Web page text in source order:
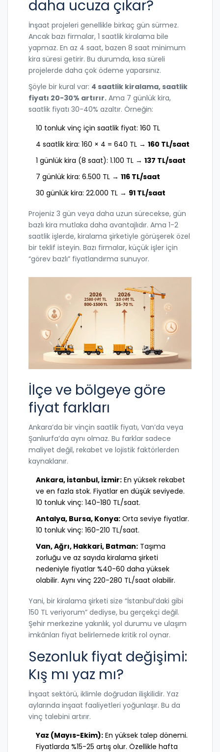
daha ucuza çıkar?
İnşaat projeleri genellikle birkaç gün sürmez.
Ancak bazı firmalar, 1 saatlik kiralama bile
yapmaz. En az 4 saat, bazen 8 saat minimum
kira süresi getirir. Bu durumda, kısa süreli
projelerde daha çok ödeme yaparsınız.
Şöyle bir kural var: 4 saatlik kiralama, saatlik
fiyatı 20-30% artırır. Ama 7 günlük kira,
saatlik fiyatı 30-40% azaltır. Örneğin:
10 tonluk vinç için saatlik fiyat: 160 TL
4 saatlik kira: 160 × 4 = 640 TL → 160 TL/saat
1 günlük kira (8 saat): 1.100 TL → 137 TL/saat
7 günlük kira: 6.500 TL → 116 TL/saat
30 günlük kira: 22.000 TL → 91 TL/saat
Projeniz 3 gün veya daha uzun sürecekse, gün
bazlı kira mutlaka daha avantajlıdır. Ama 1-2
saatlik işlerde, kiralama şirketiyle görüşerek özel
bir teklif isteyin. Bazı firmalar, küçük işler için
“görev bazlı” fiyatlandırma sunuyor.
İlçe ve bölgeye göre
fiyat farkları
Ankara’da bir vinçin saatlik fiyatı, Van’da veya
Şanlıurfa’da aynı olmaz. Bu farklar sadece
maliyet değil, rekabet ve lojistik faktörlerden
kaynaklanır.
Ankara, İstanbul, İzmir: En yüksek rekabet
ve en fazla stok. Fiyatlar en düşük seviyede.
10 tonluk vinç: 140-180 TL/saat.
Antalya, Bursa, Konya: Orta seviye fiyatlar.
10 tonluk vinç: 160-210 TL/saat.
Van, Ağrı, Hakkari, Batman: Taşıma
zorluğu ve az sayıda kiralama şirketi
nedeniyle fiyatlar %40-60 daha yüksek
olabilir. Aynı vinç 220-280 TL/saat olabilir.
Yani, bir kiralama şirketi size “İstanbul’daki gibi
150 TL veriyorum” dediyse, bu gerçekçi değil.
Şehir merkezine yakınlık, yol durumu ve ulaşım
imkânları fiyat belirlemede kritik rol oynar.
Sezonluk fiyat değişimi:
Kış mı yaz mı?
İnşaat sektörü, iklimle doğrudan ilişkilidir. Yaz
aylarında inşaat faaliyetleri yoğunlaşır. Bu da
vinç talebini artırır.
Yaz (Mayıs-Ekim): En yüksek talep dönemi.
Fiyatlarda %15-25 artış olur. Özellikle hafta